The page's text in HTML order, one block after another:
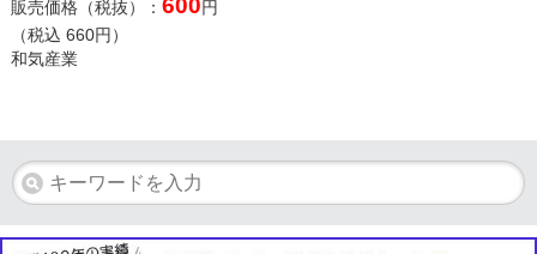
販売価格（税抜）： 600円
（税込 660円）
和気産業